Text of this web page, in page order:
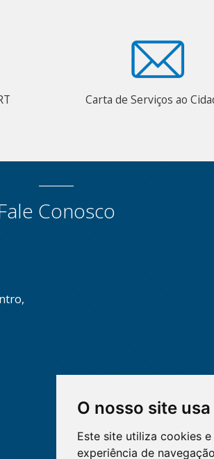
O nosso site
Este site utiliza cookies
experiência de
Carta de Serviços ao
Conosco